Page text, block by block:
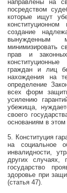
направлены на
посредством
которые ищут
создание
вынужденным
минимизировать
прав и
граждан и лиц
нахождения на
определение
всех форм
усилению
убежища,
своего
основаниям в этом
5. Конституция
на социальное
инвалидности,
других случаях,
государство
здоровье при
(статья 47).